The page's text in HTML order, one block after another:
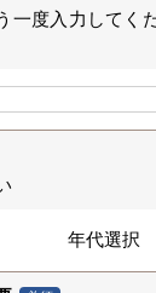
一度入力してく